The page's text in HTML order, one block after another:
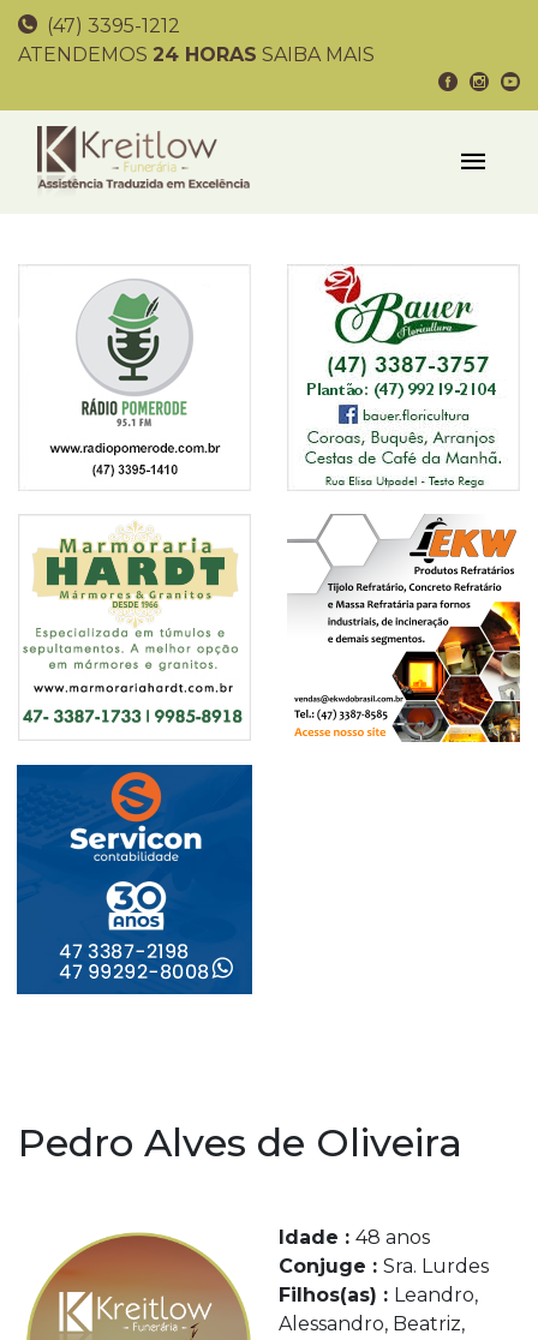
(47) 3395-1212
ATENDEMOS 24 HORAS SAIBA MAIS
Pedro Alves de Oliveira
Idade : 48 anos
Conjuge : Sra. Lurdes
Filhos(as) : Leandro,
Alessandro, Beatriz,